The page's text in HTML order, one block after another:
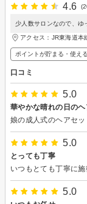
4.6
少人数サロンなので、
アクセス：JR東海道
ポイントが貯まる・使える
口コミ
5.0
華やかな晴れの日のヘ
5.0
とっても丁寧
5.0